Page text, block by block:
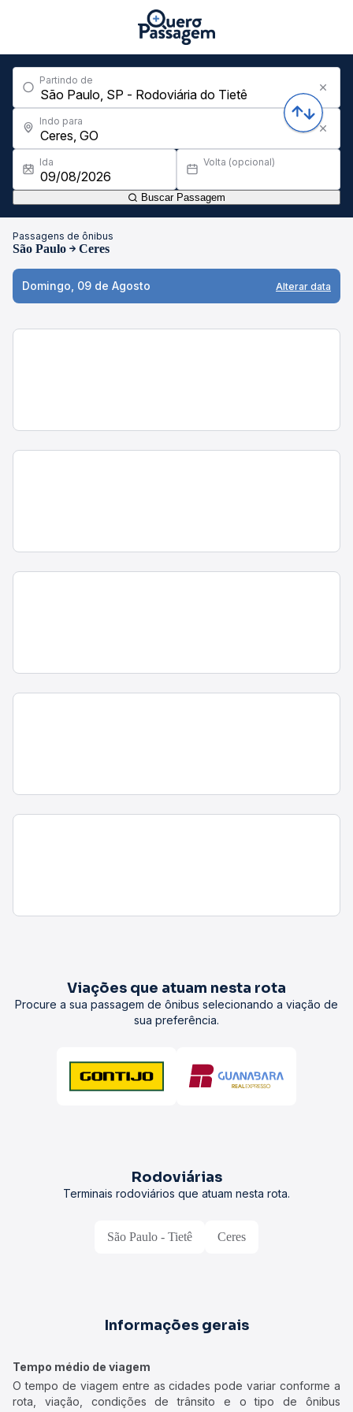
Partindo de
Indo para
Ida Volta (opcional)
Buscar Passagem
Passagens de ônibus
São Paulo Ceres
Domingo, 09 de Agosto Alterar data
Viações que atuam nesta rota
Procure a sua passagem de ônibus selecionando a viação de
sua preferência.
Rodoviárias
Terminais rodoviários que atuam nesta rota.
São Paulo - Tietê Ceres
Informações gerais
Tempo médio de viagem
O tempo de viagem entre as cidades pode variar conforme a
rota, viação, condições de trânsito e o tipo de ônibus